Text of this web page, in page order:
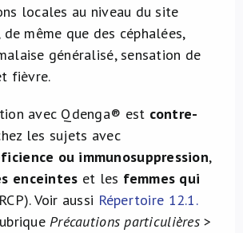
locales au niveau du site
de même que des céphalées,
généralisé, sensation de
fièvre.
avec Qdenga® est contre-
les sujets avec
ou immunosuppression,
enceintes et les femmes qui
Voir aussi Répertoire 12.1.
Précautions particulières>